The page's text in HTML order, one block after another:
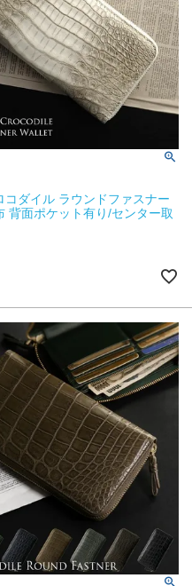
コダイル ラウンドファスナー
背面ポケット有り/センター取